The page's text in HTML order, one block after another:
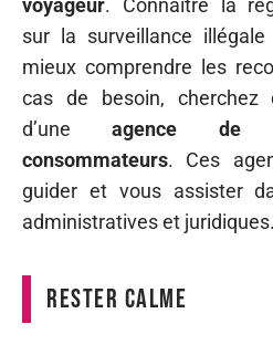
voyageur. Connaître la
sur la surveillance
mieux comprendre les
cas de besoin,
d’uneagence de
consommateurs. Ces
guider et vous assister
administratives et juridiques.
Rester calme